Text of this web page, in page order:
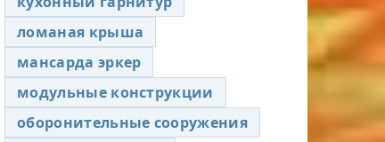
ломаная крыша
мансарда эркер
модульные конструкции
оборонительные сооружения